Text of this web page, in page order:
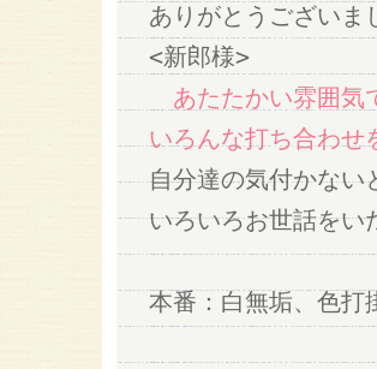
ありがとうございま
<新郎様>
あたたかい雰囲気
いろんな打ち合わせ
自分達の気付かない
いろいろお世話をい
本番：白無垢、色打